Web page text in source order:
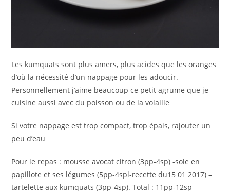
Les kumquats sont plus amers, plus acides que les oranges
d’où la nécessité d’un nappage pour les adoucir.
Personnellement j’aime beaucoup ce petit agrume que je
cuisine aussi avec du poisson ou de la volaille
Si votre nappage est trop compact, trop épais, rajouter un
peu d’eau
Pour le repas : mousse avocat citron (3pp-4sp) -sole en
papillote et ses légumes (5pp-4spl-recette du15 01 2017) –
tartelette aux kumquats (3pp-4sp). Total : 11pp-12sp